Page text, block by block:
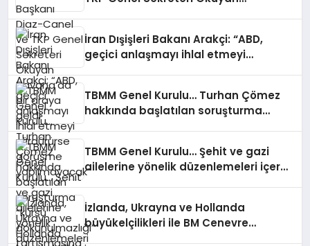
İran Dışişleri Bakanı Arakçi: “ABD,
geçici anlaşmayı ihlal etmeyi
TBMM Genel Kurulu… Turhan Çömez
hakkında başlatılan soruşturma
TBMM Genel Kurulu… Şehit ve gazi
ailelerine yönelik düzenlemeleri içeren
İzlanda, Ukrayna ve Hollanda
büyükelçilikleri ile BM Cenevre
Ofisi Daimi Temsilciliği’ne atama